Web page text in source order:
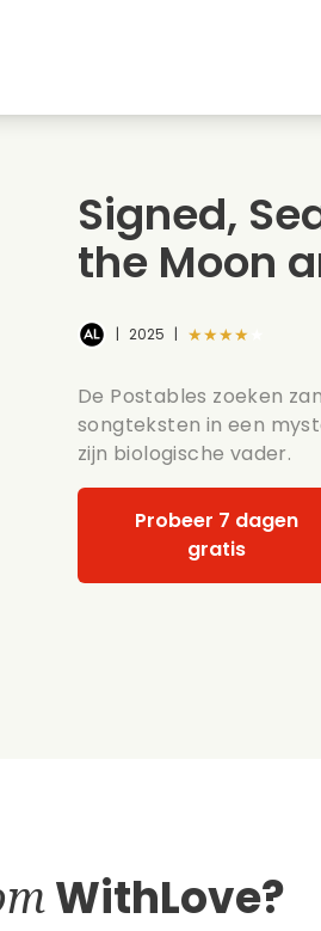
Date films
Romantische
Signed,
the Moon
| 2025 | ★★★★★
De Postables zoeken
songteksten in een
zijn biologische vader.
Probeer 7 dagen
gratis
WithLove?